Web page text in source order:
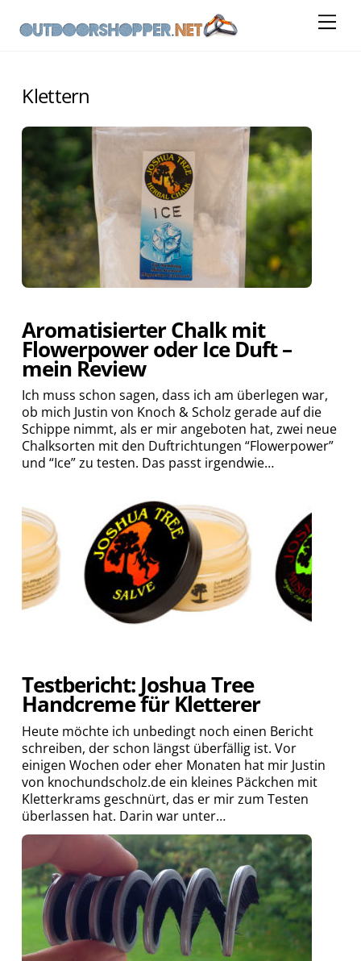
content
Klettern
Aromatisierter Chalk mit
Flowerpower oder Ice Duft –
mein Review
Ich muss schon sagen, dass ich am überlegen war,
ob mich Justin von Knoch & Scholz gerade auf die
Schippe nimmt, als er mir angeboten hat, zwei neue
Chalksorten mit den Duftrichtungen “Flowerpower”
und “Ice” zu testen. Das passt irgendwie…
Testbericht: Joshua Tree
Handcreme für Kletterer
Heute möchte ich unbedingt noch einen Bericht
schreiben, der schon längst überfällig ist. Vor
einigen Wochen oder eher Monaten hat mir Justin
von knochundscholz.de ein kleines Päckchen mit
Kletterkrams geschnürt, das er mir zum Testen
überlassen hat. Darin war unter…